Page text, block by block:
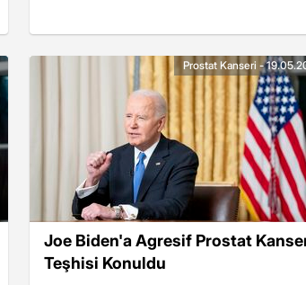
Joe Biden'a Agresif Prostat
Teşhisi Konuldu
Prostat Kanseri -